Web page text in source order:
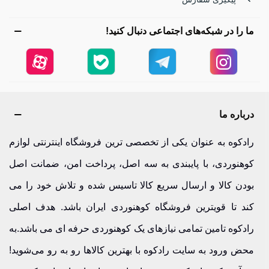
بهترین کیسه‌خواب و زیرانداز | جنس اصل
شب‌های کوهستانی سرد و پرستاره‌اند. داشتن یک کیسه‌خواب
زیراندازهای ضدآب و مقاوم نیز راحتی شما را در کمپینگ تضمین
چادر کوهنوردی و ملزومات کمپینگ | برای کوهنوردان حرفه ای
چادرهای کوهنوردی سبک و مقاوم، همراهی مطمئن برای
شب‌های کوهستانی هستند. ملزوماتی مانند میخ، طناب و پوشش
ضدباران نیز امنیت شما را در شرایط سخت تضمین می‌کنند. اگر
ما را در شبکه‌های اجتماعی دنبال کنید!
درباره ما
رادکوه به عنوان یکی از تخصصی ترین فروشگاه اینترنتی لوازم
کوهنوردی، با پایبندی به سه اصل، پرداخت امن، ضمانت اصل
بودن کالا و ارسال سریع کالا تاسیس شده و تلاش خود را می
کند تا قویترین فروشگاه کوهنوردی ایران باشد. هدف اصلی
رادکوه تامین تمامی نیازهای یک کوهنوردی حرفه ای می باشد.به
محض ورود به سایت رادکوه با بهترین کالاها رو به رو می‌شوید!